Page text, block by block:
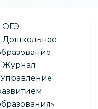
ОГЭ
Дошкольное
Журнал